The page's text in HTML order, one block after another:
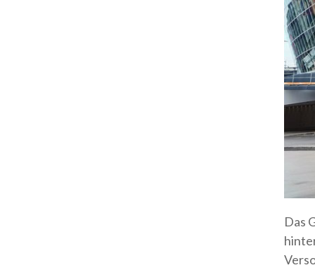
Das